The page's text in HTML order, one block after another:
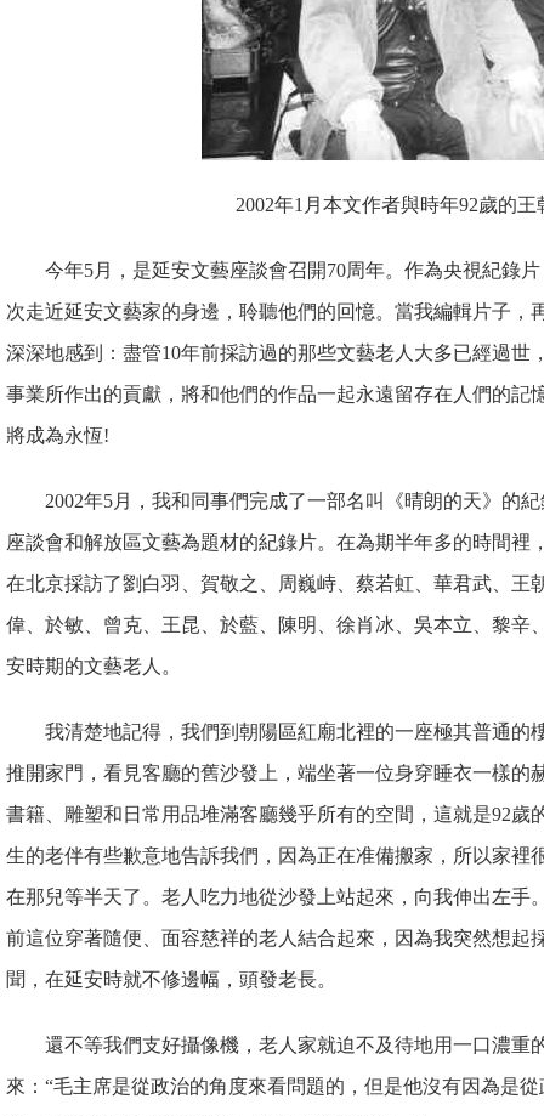
2002年1月本文作者與時年92歲的
今年5月，是延安文藝座談會召開70周年。作為央視紀錄
次走近延安文藝家的身邊，聆聽他們的回憶。當我編輯片子，
深深地感到：盡管10年前採訪過的那些文藝老人大多已經過世
事業所作出的貢獻，將和他們的作品一起永遠留存在人們的記
將成為永恆!
2002年5月，我和同事們完成了一部名叫《晴朗的天》的
座談會和解放區文藝為題材的紀錄片。在為期半年多的時間裡
在北京採訪了劉白羽、賀敬之、周巍峙、蔡若虹、華君武、王
偉、於敏、曾克、王昆、於藍、陳明、徐肖冰、吳本立、黎辛
安時期的文藝老人。
我清楚地記得，我們到朝陽區紅廟北裡的一座極其普通的
推開家門，看見客廳的舊沙發上，端坐著一位身穿睡衣一樣的
書籍、雕塑和日常用品堆滿客廳幾乎所有的空間，這就是92歲
生的老伴有些歉意地告訴我們，因為正在准備搬家，所以家裡
在那兒等半天了。老人吃力地從沙發上站起來，向我伸出左手
前這位穿著隨便、面容慈祥的老人結合起來，因為我突然想起
聞，在延安時就不修邊幅，頭發老長。
還不等我們支好攝像機，老人家就迫不及待地用一口濃重
來：“毛主席是從政治的角度來看問題的，但是他沒有因為是